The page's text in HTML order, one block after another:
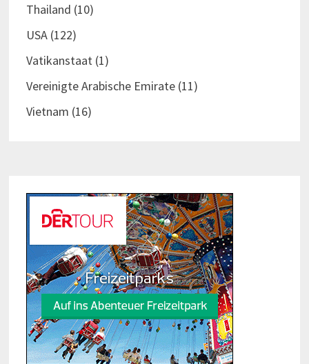
Thailand (10)
USA(122)
Vatikanstaat (1)
Vereinigte Arabische Emirate(11)
Vietnam (16)